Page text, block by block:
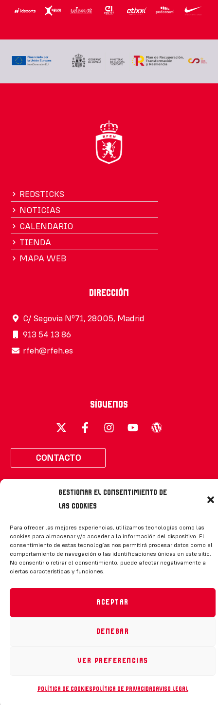
Gestionar el consentimiento de
las cookies
Para ofrecer las mejores experiencias, utilizamos tecnologías como las
cookies para almacenar y/o acceder a la información del dispositivo. El
consentimiento de estas tecnologías nos permitirá procesar datos como el
comportamiento de navegación o las identificaciones únicas en este sitio.
No consentir o retirar el consentimiento, puede afectar negativamente a
ciertas características y funciones.
Aceptar
Denegar
Ver preferencias
Política de cookies Política de privacidadAviso legal
REDSTICKS
NOTICIAS
CALENDARIO
TIENDA
MAPA WEB
Dirección
C/ Segovia Nº71, 28005, Madrid
913 54 13 86
rfeh@rfeh.es
Síguenos
CONTACTO
Declaración de accesibilidad|Política de cookies
RFEH © 2023. Todos los derechos reservados –
Desarrollado porToools